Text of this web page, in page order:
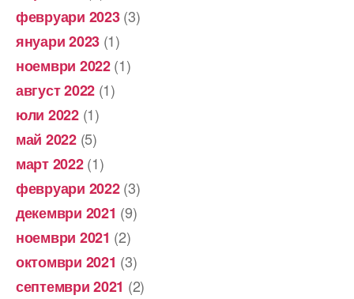
февруари 2023(3)
януари 2023 (1)
ноември 2022(1)
август 2022 (1)
юли 2022(1)
май 2022(5)
март 2022(1)
февруари 2022(3)
декември 2021 (9)
ноември 2021 (2)
октомври 2021 (3)
септември 2021 (2)